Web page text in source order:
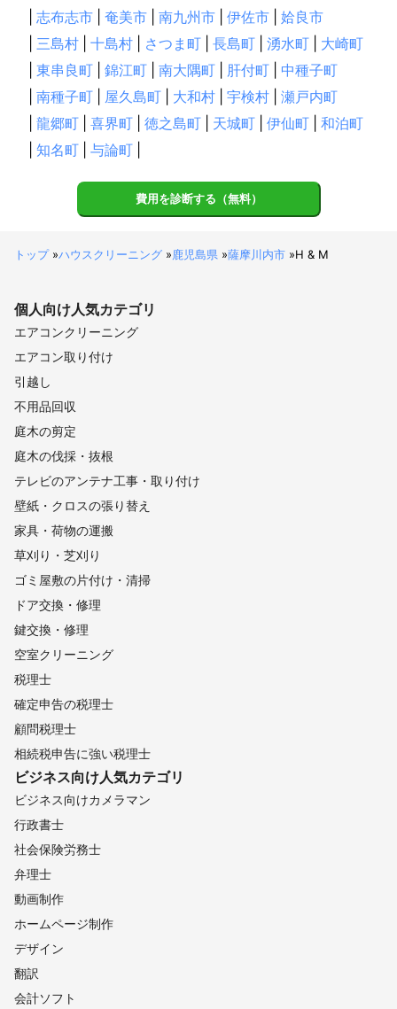
志布志市 奄美市 南九州市 伊佐市
姶良市
三島村 十島村 さつま町 長島町 湧水町
大崎町
東串良町 錦江町 南大隅町 肝付町
中種子町
南種子町 屋久島町 大和村 宇検村
瀬戸内町
龍郷町 喜界町 徳之島町 天城町 伊仙町
和泊町
知名町 与論町
費用を診断する（無料）
トップ»ハウスクリーニング »鹿児島県 »薩摩川内市 »H & M
個人向け人気カテゴリ
エアコンクリーニング
エアコン取り付け
引越し
不用品回収
庭木の剪定
庭木の伐採・抜根
テレビのアンテナ工事・取り付け
壁紙・クロスの張り替え
家具・荷物の運搬
草刈り・芝刈り
ゴミ屋敷の片付け・清掃
ドア交換・修理
鍵交換・修理
空室クリーニング
税理士
確定申告の税理士
顧問税理士
相続税申告に強い税理士
ビジネス向け人気カテゴリ
ビジネス向けカメラマン
行政書士
社会保険労務士
弁理士
動画制作
ホームページ制作
デザイン
翻訳
会計ソフト